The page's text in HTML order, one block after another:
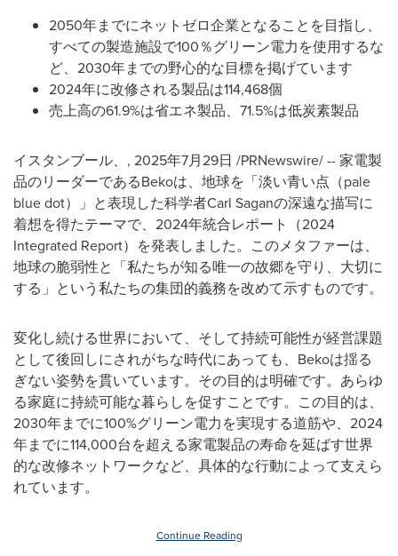
2050年までにネットゼロ企業となることを目指し、
すべての製造施設で100％グリーン電力を使用するな
ど、2030年までの野心的な目標を掲げています
2024年に改修される製品は114,468個
売上高の61.9%は省エネ製品、71.5%は低炭素製品
イスタンブール、 , 2025年7月29日 /PRNewswire/ -- 家電製
品のリーダーであるBekoは、地球を「淡い青い点（pale
blue dot）」と表現した科学者Carl Saganの深遠な描写に
着想を得たテーマで、2024年統合レポート（2024
Integrated Report）を発表しました。このメタファーは、
地球の脆弱性と「私たちが知る唯一の故郷を守り、大切に
する」という私たちの集団的義務を改めて示すものです。
変化し続ける世界において、そして持続可能性が経営課題
として後回しにされがちな時代にあっても、Bekoは揺る
ぎない姿勢を貫いています。その目的は明確です。あらゆ
る家庭に持続可能な暮らしを促すことです。この目的は、
2030年までに100%グリーン電力を実現する道筋や、2024
年までに114,000台を超える家電製品の寿命を延ばす世界
的な改修ネットワークなど、具体的な行動によって支えら
れています。
Continue Reading